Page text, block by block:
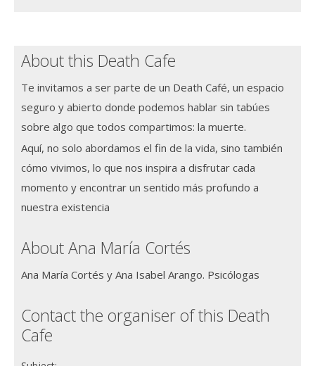
About this Death Cafe
Te invitamos a ser parte de un Death Café, un espacio
seguro y abierto donde podemos hablar sin tabúes
sobre algo que todos compartimos: la muerte.
Aquí, no solo abordamos el fin de la vida, sino también
cómo vivimos, lo que nos inspira a disfrutar cada
momento y encontrar un sentido más profundo a
nuestra existencia
About Ana María Cortés
Ana María Cortés y Ana Isabel Arango. Psicólogas
Contact the organiser of this Death
Cafe